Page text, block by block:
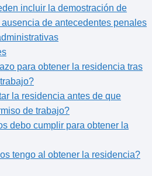
incluir la demostración de
de antecedentes penales
para obtener la residencia tras
la residencia antes de que
de trabajo?
debo cumplir para obtener la
tengo al obtener la residencia?